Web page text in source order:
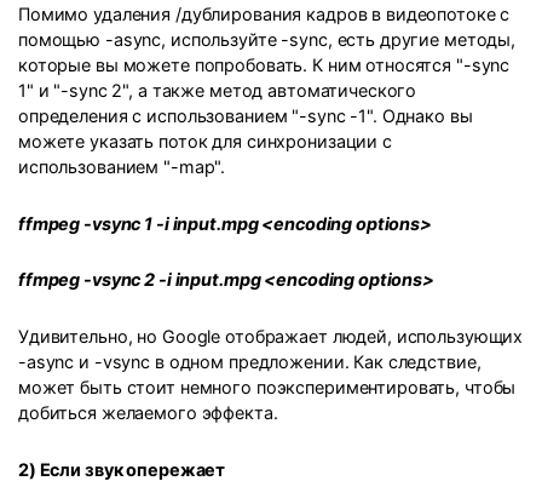
Помимо удаления /дублирования кадров в видеопотоке с
помощью -async, используйте -sync, есть другие методы,
которые вы можете попробовать. К ним относятся "-sync
1" и "-sync 2", а также метод автоматического
определения с использованием "-sync -1". Однако вы
можете указать поток для синхронизации с
использованием "-map".
ffmpeg -vsync 1 -i input.mpg <encoding options>
ffmpeg -vsync 2 -i input.mpg <encoding options>
Удивительно, но Google отображает людей, использующих
-async и -vsync в одном предложении. Как следствие,
может быть стоит немного поэкспериментировать, чтобы
добиться желаемого эффекта.
2) Если звук опережает